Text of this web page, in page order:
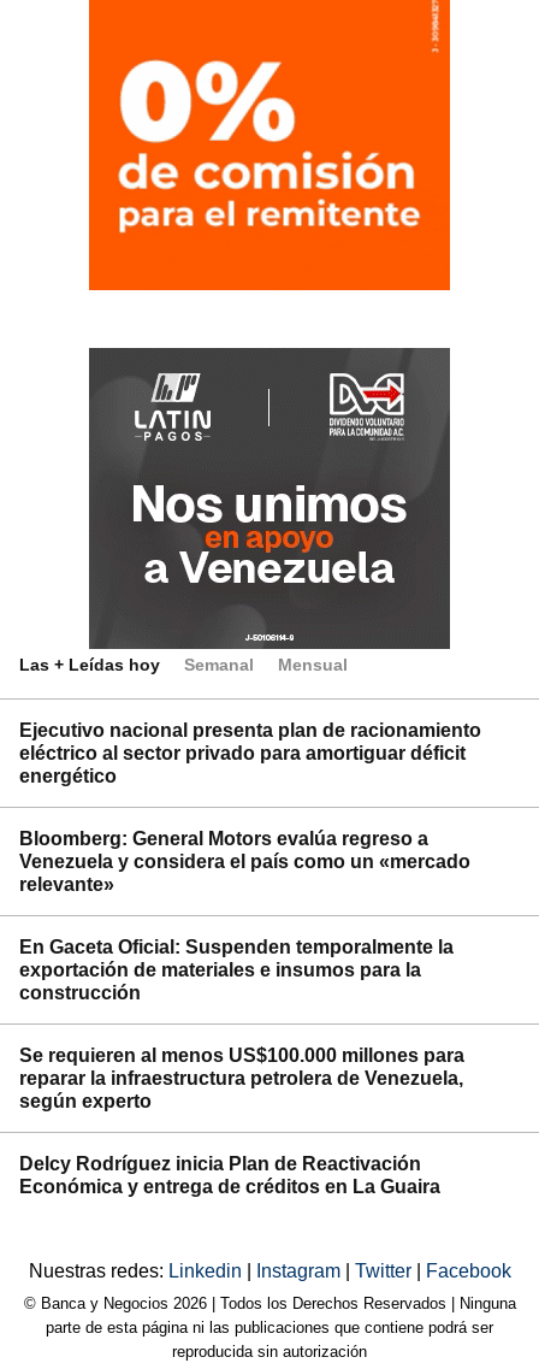
Las + Leídas hoy Semanal Mensual
Ejecutivo nacional presenta plan de racionamiento
eléctrico al sector privado para amortiguar déficit
energético
Bloomberg: General Motors evalúa regreso a
Venezuela y considera el país como un «mercado
relevante»
En Gaceta Oficial: Suspenden temporalmente la
exportación de materiales e insumos para la
construcción
Se requieren al menos US$100.000 millones para
reparar la infraestructura petrolera de Venezuela,
según experto
Delcy Rodríguez inicia Plan de Reactivación
Económica y entrega de créditos en La Guaira
Nuestras redes: Linkedin Instagram Twitter Facebook
© Banca y Negocios 2026 | Todos los Derechos Reservados | Ninguna
parte de esta página ni las publicaciones que contiene podrá ser
reproducida sin autorización